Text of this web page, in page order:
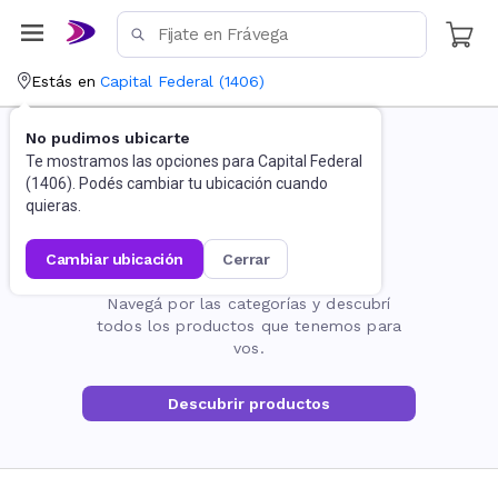
Estás en Capital Federal (1406)
No pudimos ubicarte
Te mostramos las opciones para Capital Federal
(1406). Podés cambiar tu ubicación cuando
quieras.
cambiar ubicación cerrar
La página no existe
Navegá por las categorías y descubrí
todos los productos que tenemos para
vos.
Descubrir productos